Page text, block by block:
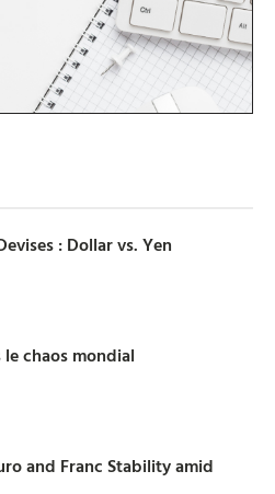
: Dollar vs. Yen
chaos mondial
and Franc Stability amid